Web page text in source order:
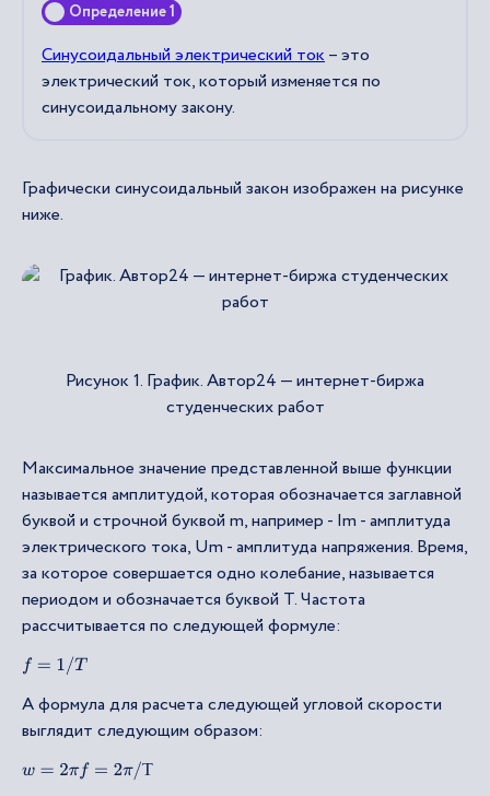
Определение 1
Синусоидальный электрический ток– это
электрический ток, который изменяется по
синусоидальному закону.
Графически синусоидальный закон изображен на рисунке
ниже.
Рисунок 1. График. Автор24 — интернет-биржа
студенческих работ
Максимальное значение представленной выше функции
называется амплитудой, которая обозначается заглавной
буквой и строчной буквой m, например - Im - амплитуда
электрического тока, Um - амплитуда напряжения. Время,
за которое совершается одно колебание, называется
периодом и обозначается буквой Т. Частота
рассчитывается по следующей формуле:
f=1/ T
А формула для расчета следующей угловой скорости
выглядит следующим образом:
Т
w=2 πf=2 π/ Т